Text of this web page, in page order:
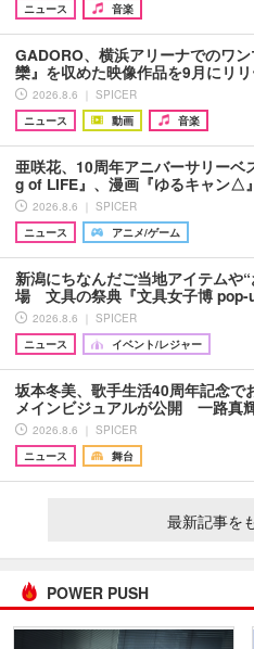
ニュース
音楽
GADORO、横浜アリーナでのワ
欒』を収めた映像作品を9月にリ
2026.8.6 ｜ SPICER
ニュース
動画 音楽
亜咲花、10周年アニバーサリーベ
g of LIFE』、漫画『ゆるキャン△
2026.8.6 ｜ SPICER
ニュース
アニメ/ゲーム
新潟にちなんだご当地アイテムや
場 文具の祭典『文具女子博
2026.8.6 ｜ SPICER
ニュース
イベント/レジャー
坂本冬美、歌手生活40周年記念で
メインビジュアルが公開 一路真
2026.8.6 ｜ SPICER
ニュース
舞台
最新記事を
POWER PUSH